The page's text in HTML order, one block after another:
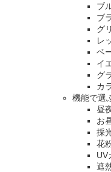
ブ
ブ
グ
レ
ベ
イ
グ
カ
機能で選
昼
お
採
花
UV
遮